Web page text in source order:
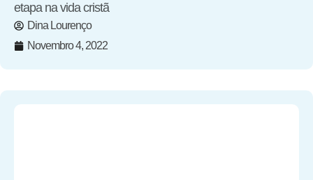
etapa na vida cristã
Dina Lourenço
Novembro 4, 2022